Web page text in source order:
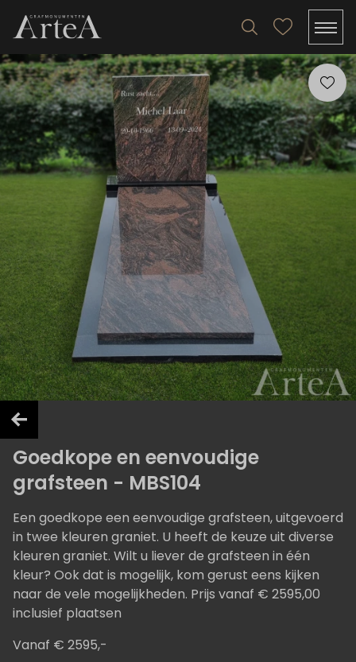
Goedkope en eenvoudige
grafsteen - MBS104
Een goedkope een eenvoudige grafsteen, uitgevoerd
in twee kleuren graniet. U heeft de keuze uit diverse
kleuren graniet. Wilt u liever de grafsteen in één
kleur? Ook dat is mogelijk, kom gerust eens kijken
naar de vele mogelijkheden. Prijs vanaf € 2595,00
inclusief plaatsen
Vanaf € 2595,-